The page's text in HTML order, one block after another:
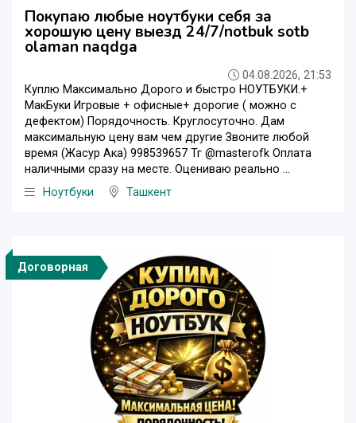
Покупаю любые ноутбуки себя за
хорошую цену выезд 24/7/notbuk sotb
olaman naqdga
04.08.2026, 21:53
Куплю Максимально Дорого и быстро НОУТБУКИ.+
МакБуки Игровые + офисные+ дорогие ( можно с
дефектом) Порядочность. Круглосуточно. Дам
максимальную цену вам чем другие Звоните любой
время (Жасур Ака) 998539657 Тг @masterofk Оплата
наличными сразу на месте. Оцениваю реально ...
Ноутбуки
Ташкент
Договорная